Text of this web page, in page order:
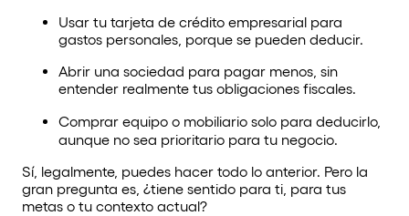
Usar tu tarjeta de crédito empresarial para
gastos personales, porque se pueden deducir.
Abrir una sociedad para pagar menos, sin
entender realmente tus obligaciones fiscales.
Comprar equipo o mobiliario solo para deducirlo,
aunque no sea prioritario para tu negocio.
Sí, legalmente, puedes hacer todo lo anterior. Pero la
gran pregunta es, ¿tiene sentido para ti, para tus
metas o tu contexto actual?